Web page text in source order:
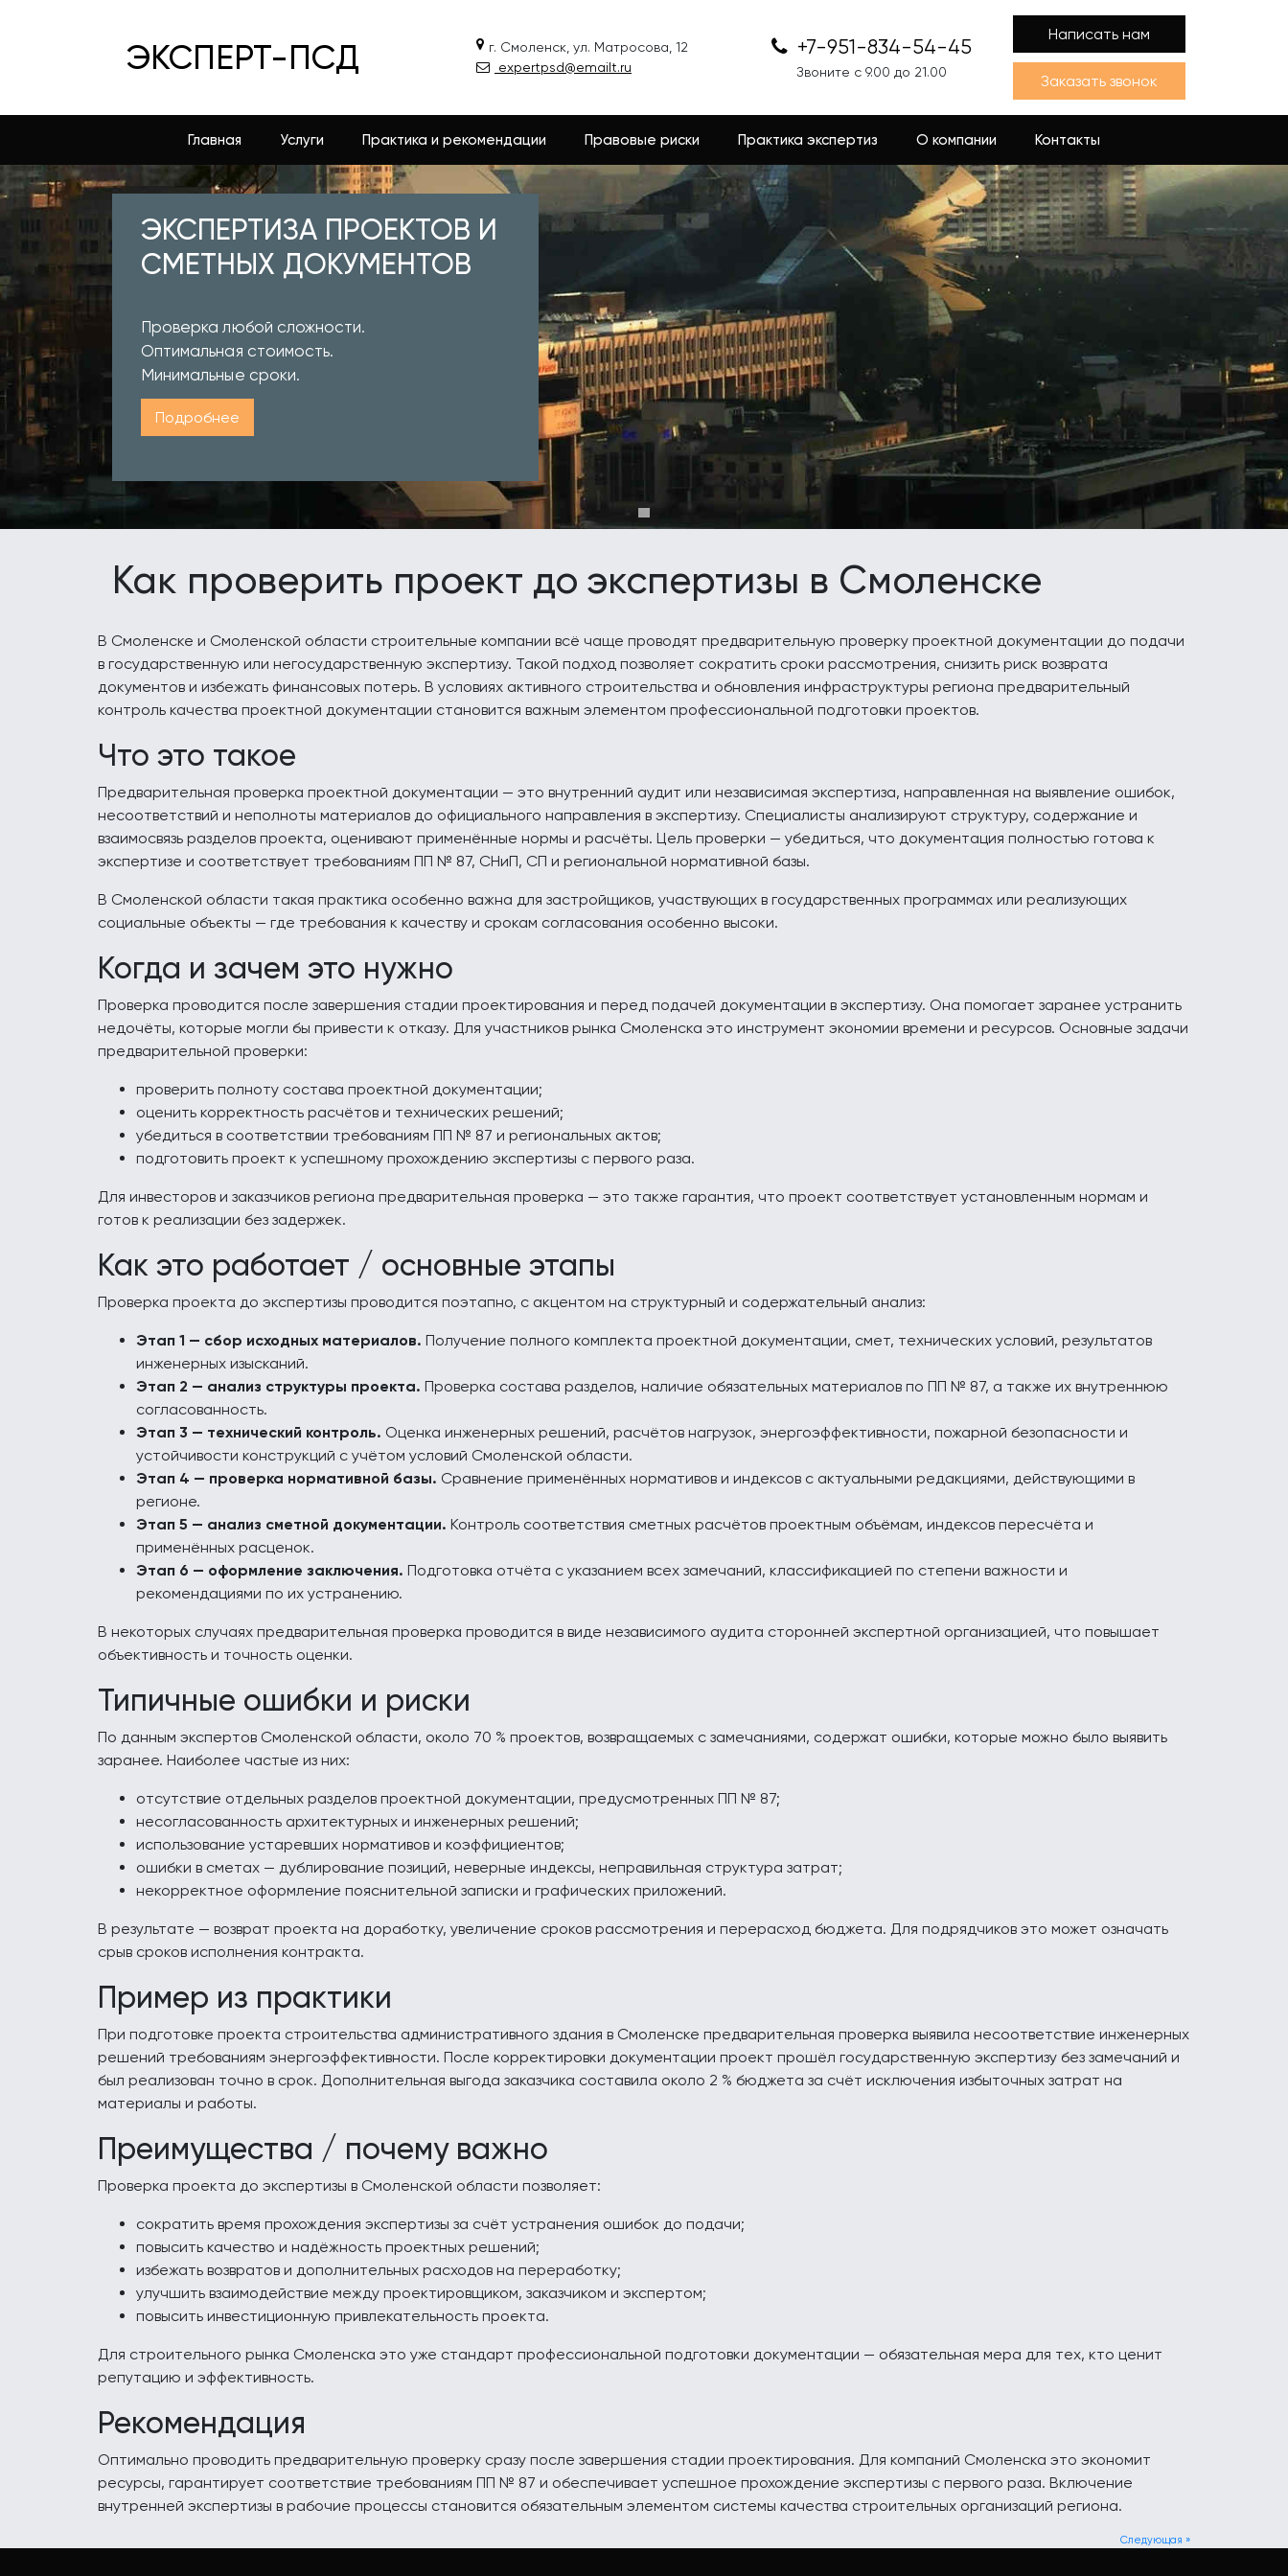
ЭКСПЕРТ-ПСД
г. Смоленск, ул. Матросова, 12
expertpsd@emailt.ru
+7-951-834-54-45
Звоните с 9.00 до 21.00
Написать нам
Заказать звонок
Главная Услуги Практика и рекомендации Правовые риски Практика экспертиз О компании Контакты
ЭКСПЕРТИЗА ПРОЕКТОВ И
СМЕТНЫХ ДОКУМЕНТОВ
Проверка любой сложности.
Оптимальная стоимость.
Минимальные сроки.
Подробнее
Как проверить проект до экспертизы в Смоленске
В Смоленске и Смоленской области строительные компании всё чаще проводят предварительную проверку проектной документации до подачи
в государственную или негосударственную экспертизу. Такой подход позволяет сократить сроки рассмотрения, снизить риск возврата
документов и избежать финансовых потерь. В условиях активного строительства и обновления инфраструктуры региона предварительный
контроль качества проектной документации становится важным элементом профессиональной подготовки проектов.
Что это такое
Предварительная проверка проектной документации — это внутренний аудит или независимая экспертиза, направленная на выявление ошибок,
несоответствий и неполноты материалов до официального направления в экспертизу. Специалисты анализируют структуру, содержание и
взаимосвязь разделов проекта, оценивают применённые нормы и расчёты. Цель проверки — убедиться, что документация полностью готова к
экспертизе и соответствует требованиям ПП № 87, СНиП, СП и региональной нормативной базы.
В Смоленской области такая практика особенно важна для застройщиков, участвующих в государственных программах или реализующих
социальные объекты — где требования к качеству и срокам согласования особенно высоки.
Когда и зачем это нужно
Проверка проводится после завершения стадии проектирования и перед подачей документации в экспертизу. Она помогает заранее устранить
недочёты, которые могли бы привести к отказу. Для участников рынка Смоленска это инструмент экономии времени и ресурсов. Основные задачи
предварительной проверки:
проверить полноту состава проектной документации;
оценить корректность расчётов и технических решений;
убедиться в соответствии требованиям ПП № 87 и региональных актов;
подготовить проект к успешному прохождению экспертизы с первого раза.
Для инвесторов и заказчиков региона предварительная проверка — это также гарантия, что проект соответствует установленным нормам и
готов к реализации без задержек.
Как это работает / основные этапы
Проверка проекта до экспертизы проводится поэтапно, с акцентом на структурный и содержательный анализ:
Этап 1 — сбор исходных материалов. Получение полного комплекта проектной документации, смет, технических условий, результатов
инженерных изысканий.
Этап 2 — анализ структуры проекта. Проверка состава разделов, наличие обязательных материалов по ПП № 87, а также их внутреннюю
согласованность.
Этап 3 — технический контроль. Оценка инженерных решений, расчётов нагрузок, энергоэффективности, пожарной безопасности и
устойчивости конструкций с учётом условий Смоленской области.
Этап 4 — проверка нормативной базы. Сравнение применённых нормативов и индексов с актуальными редакциями, действующими в
регионе.
Этап 5 — анализ сметной документации. Контроль соответствия сметных расчётов проектным объёмам, индексов пересчёта и
применённых расценок.
Этап 6 — оформление заключения. Подготовка отчёта с указанием всех замечаний, классификацией по степени важности и
рекомендациями по их устранению.
В некоторых случаях предварительная проверка проводится в виде независимого аудита сторонней экспертной организацией, что повышает
объективность и точность оценки.
Типичные ошибки и риски
По данным экспертов Смоленской области, около 70 % проектов, возвращаемых с замечаниями, содержат ошибки, которые можно было выявить
заранее. Наиболее частые из них:
отсутствие отдельных разделов проектной документации, предусмотренных ПП № 87;
несогласованность архитектурных и инженерных решений;
использование устаревших нормативов и коэффициентов;
ошибки в сметах — дублирование позиций, неверные индексы, неправильная структура затрат;
некорректное оформление пояснительной записки и графических приложений.
В результате — возврат проекта на доработку, увеличение сроков рассмотрения и перерасход бюджета. Для подрядчиков это может означать
срыв сроков исполнения контракта.
Пример из практики
При подготовке проекта строительства административного здания в Смоленске предварительная проверка выявила несоответствие инженерных
решений требованиям энергоэффективности. После корректировки документации проект прошёл государственную экспертизу без замечаний и
был реализован точно в срок. Дополнительная выгода заказчика составила около 2 % бюджета за счёт исключения избыточных затрат на
материалы и работы.
Преимущества / почему важно
Проверка проекта до экспертизы в Смоленской области позволяет:
сократить время прохождения экспертизы за счёт устранения ошибок до подачи;
повысить качество и надёжность проектных решений;
избежать возвратов и дополнительных расходов на переработку;
улучшить взаимодействие между проектировщиком, заказчиком и экспертом;
повысить инвестиционную привлекательность проекта.
Для строительного рынка Смоленска это уже стандарт профессиональной подготовки документации — обязательная мера для тех, кто ценит
репутацию и эффективность.
Рекомендация
Оптимально проводить предварительную проверку сразу после завершения стадии проектирования. Для компаний Смоленска это экономит
ресурсы, гарантирует соответствие требованиям ПП № 87 и обеспечивает успешное прохождение экспертизы с первого раза. Включение
внутренней экспертизы в рабочие процессы становится обязательным элементом системы качества строительных организаций региона.
Следующая »